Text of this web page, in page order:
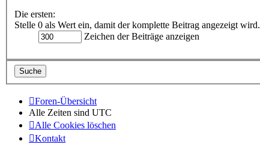
Die ersten:
Stelle 0 als Wert ein, damit der komplette Beitrag angezeigt wird.
Zeichen der Beiträge anzeigen
Foren-Übersicht
Alle Zeiten sind UTC
Alle Cookies löschen
Kontakt